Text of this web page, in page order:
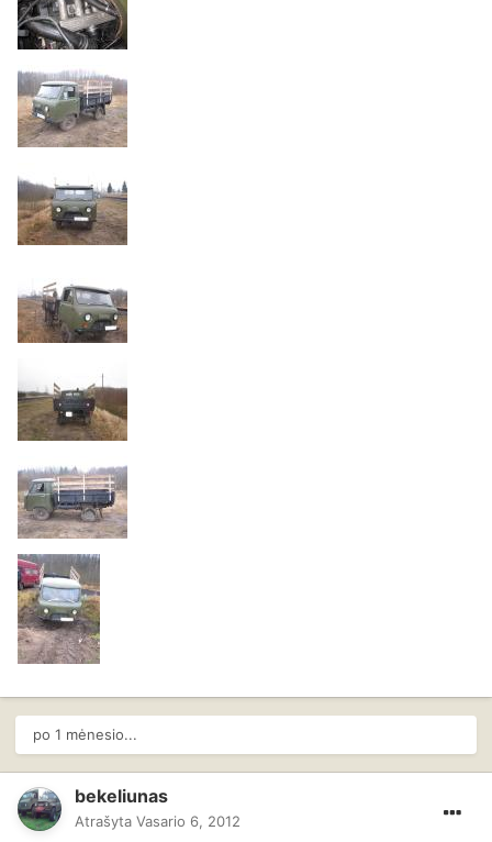
po 1 mėnesio...
bekeliunas
Atrašyta Vasario 6, 2012